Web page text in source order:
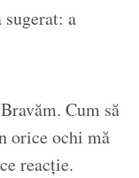
a
Cum să
orice ochi mă
reacție.